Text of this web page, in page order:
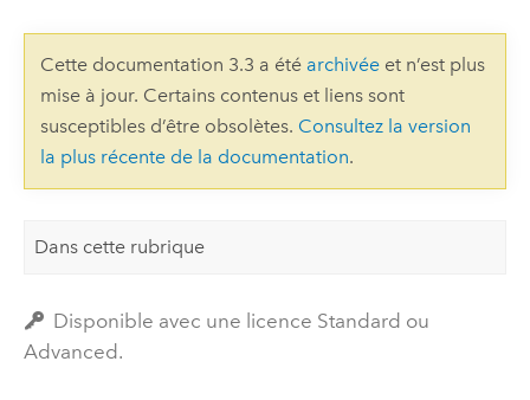
Cette documentation 3.3 a été archivéeet n’est plus
mise à jour. Certains contenus et liens sont
susceptibles d’être obsolètes. Consultez la version
la plus récente de la documentation.
Dans cette rubrique
Disponible avec une licence Standard ou
Advanced.